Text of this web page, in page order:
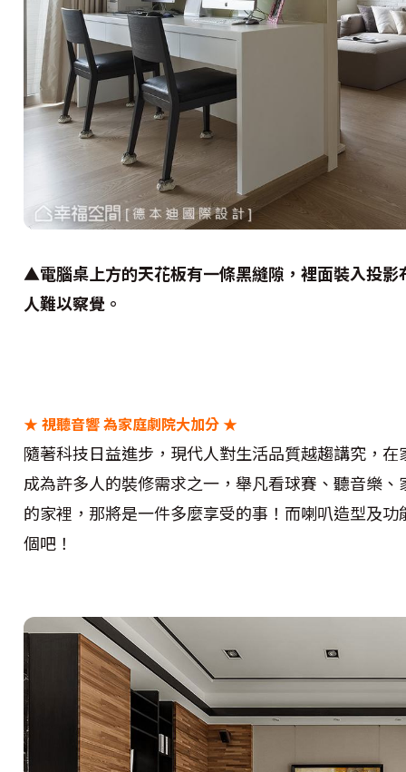
▲電腦桌上方的天花板有一條黑縫隙，裡面裝入投
人難以察覺。
★ 視聽音響 為家庭劇院大加分 ★
隨著科技日益進步，現代人對生活品質越趨講究，
成為許多人的裝修需求之一，舉凡看球賽、聽音樂
的家裡，那將是一件多麼享受的事！而喇叭造型及
個吧！